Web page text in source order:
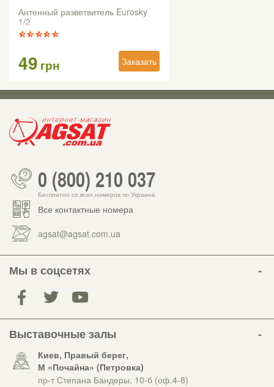
Антенный разветвитель Eurosky
1/2
49 грн Заказать
0 (800) 210 037
Бесплатно со всех номеров по Украине
Все контактные номера
agsat@agsat.com.ua
Мы в соцсетях
Выставочные залы
Киев, Правый берег,
М «Почайна» (Петровка)
пр-т Степана Бандеры, 10-б (оф.4-8)